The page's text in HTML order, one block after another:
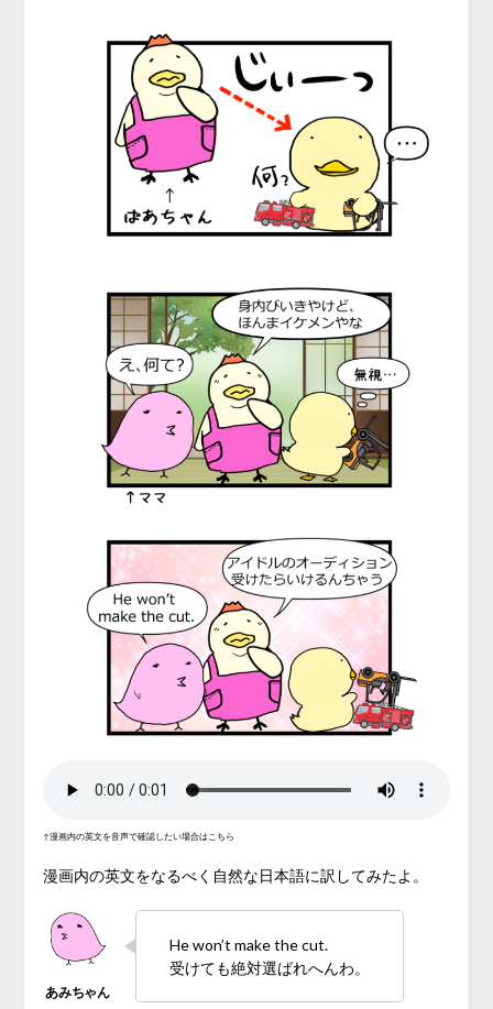
↑漫画内の英文を音声で確認したい場合はこちら
漫画内の英文をなるべく自然な日本語に訳してみたよ。
He won’t make the cut.
受けても絶対選ばれへんわ。